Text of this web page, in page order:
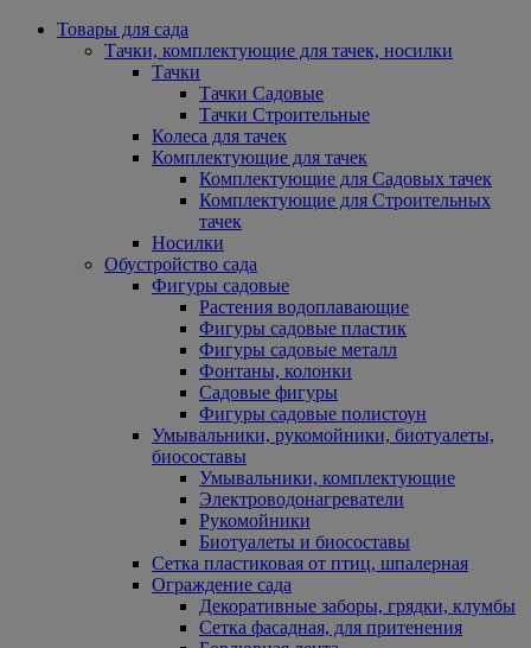
Товары для сада
Тачки, комплектующие для тачек, носилки
Тачки
Тачки Садовые
Тачки Строительные
Колеса для тачек
Комплектующие для тачек
Комплектующие для Садовых тачек
Комплектующие для Строительных
тачек
Носилки
Обустройство сада
Фигуры садовые
Растения водоплавающие
Фигуры садовые пластик
Фигуры садовые металл
Фонтаны, колонки
Садовые фигуры
Фигуры садовые полистоун
Умывальники, рукомойники, биотуалеты,
биосоставы
Умывальники, комплектующие
Электроводонагреватели
Рукомойники
Биотуалеты и биосоставы
Сетка пластиковая от птиц, шпалерная
Ограждение сада
Декоративные заборы, грядки, клумбы
Сетка фасадная, для притенения